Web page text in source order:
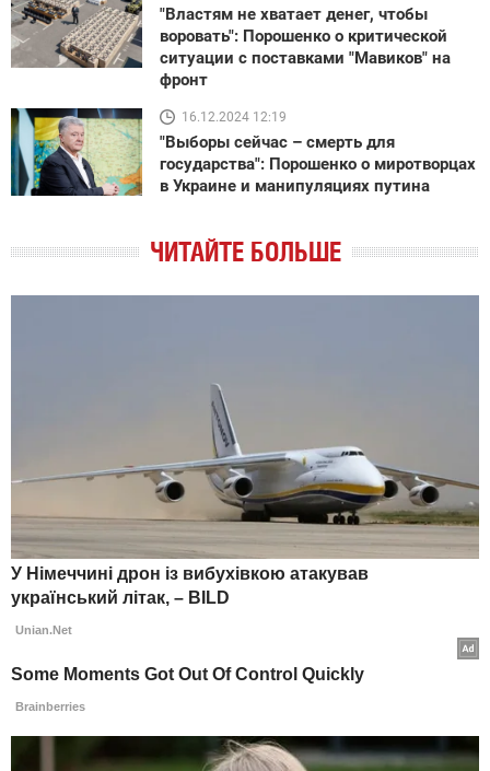
"Властям не хватает денег, чтобы
воровать": Порошенко о критической
ситуации с поставками "Мавиков" на
фронт
16.12.2024 12:19
"Выборы сейчас – смерть для
государства": Порошенко о миротворцах
в Украине и манипуляциях путина
ЧИТАЙТЕ БОЛЬШЕ